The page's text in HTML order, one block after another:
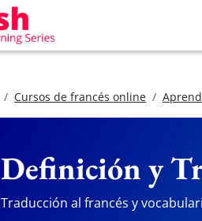
Cursos de francés online
Definición y
Traducción al francés y